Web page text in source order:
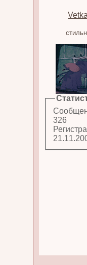
Vetka
326